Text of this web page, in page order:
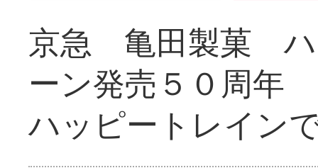
京急 亀田製菓 ハ
ーン発売５０周年
ハッピートレイン